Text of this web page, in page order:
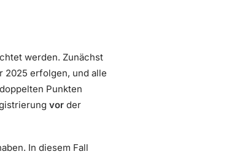
werden. Zunächst
2025 erfolgen, und alle
Punkten
vor der
In diesem Fall